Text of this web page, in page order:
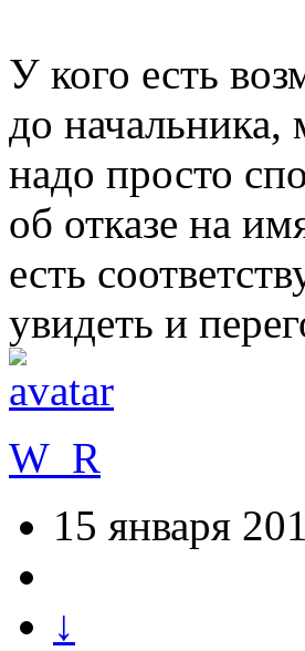
У кого есть
до начальника,
надо просто
об отказе на
есть
увидеть и
W_R
15 января
↓